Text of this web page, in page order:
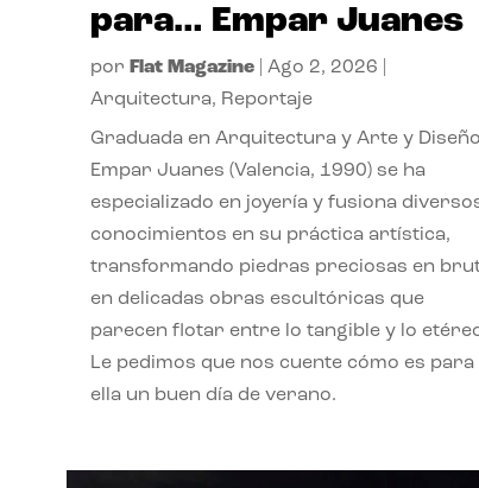
para… Empar Juanes
por Flat Magazine| Ago 2, 2026
Arquitectura, Reportaje
Graduada en Arquitectura y Arte y
Empar Juanes (Valencia, 1990) se ha
especializado en joyería y fusiona
conocimientos en su práctica artística,
transformando piedras preciosas en
en delicadas obras escultóricas que
parecen flotar entre lo tangible y lo
Le pedimos que nos cuente cómo es para
ella un buen día de verano.